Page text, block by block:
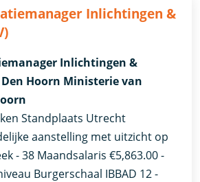
Inlichtingen &
Inlichtingen &
Den Hoorn Ministerie van
Standplaats Utrecht
aanstelling met uitzicht op
- 38 Maandsalaris €5,863.00 -
Burgerschaal IBBAD 12 -